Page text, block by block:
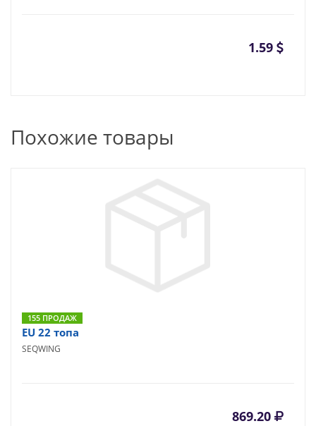
1.59
Похожие товары
155 ПРОДАЖ
EU 22 топа
SEQWING
869.20